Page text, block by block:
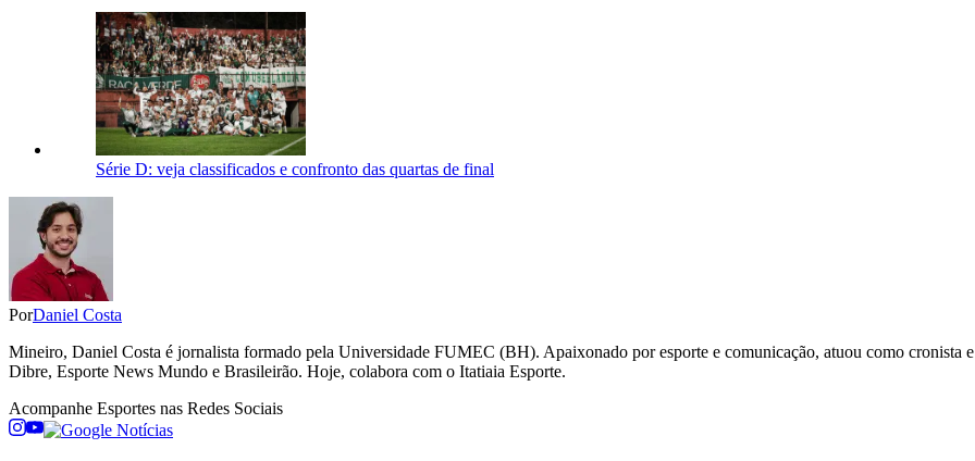
Série D: veja classificados e confronto das quartas de final
PorDaniel Costa
Mineiro, Daniel Costa é jornalista formado pela Universidade FUMEC (BH). Apaixonado por esporte e comunicação, atuou como cronista
Dibre, Esporte News Mundo e Brasileirão. Hoje, colabora com o Itatiaia Esporte.
Acompanhe Esportes nas Redes Sociais